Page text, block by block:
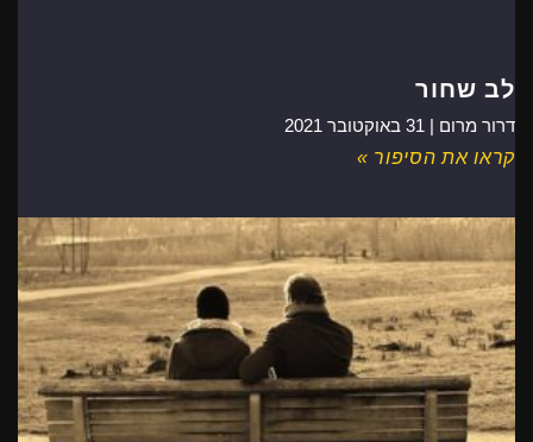
לב שחור
דרור מרום | 31 באוקטובר 2021
קראו את הסיפור »